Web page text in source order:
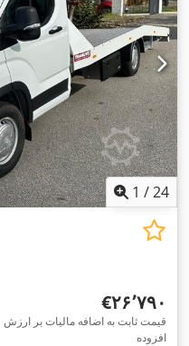
1 /24
‎€۲۶٬۷۹۰
قیمت ثابت به اضافه مالیات بر ارزش
افزوده